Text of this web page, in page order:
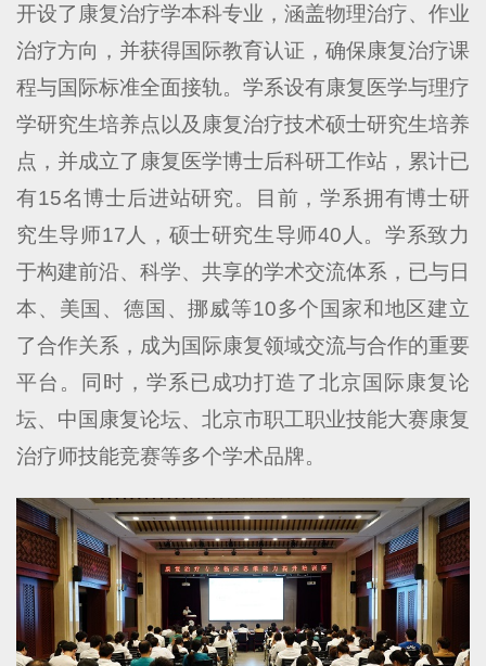
开设了康复治疗学本科专业，涵盖物理治疗、作业
治疗方向，并获得国际教育认证，确保康复治疗课
程与国际标准全面接轨。学系设有康复医学与理疗
学研究生培养点以及康复治疗技术硕士研究生培养
点，并成立了康复医学博士后科研工作站，累计已
有15名博士后进站研究。目前，学系拥有博士研
究生导师17人，硕士研究生导师40人。学系致力
于构建前沿、科学、共享的学术交流体系，已与日
本、美国、德国、挪威等10多个国家和地区建立
了合作关系，成为国际康复领域交流与合作的重要
平台。同时，学系已成功打造了北京国际康复论
坛、中国康复论坛、北京市职工职业技能大赛康复
治疗师技能竞赛等多个学术品牌。